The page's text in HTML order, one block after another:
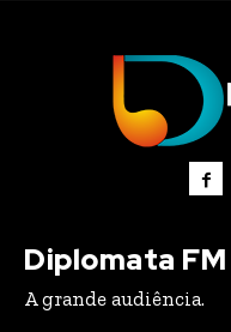
Diplomata FM
A grande audiência.